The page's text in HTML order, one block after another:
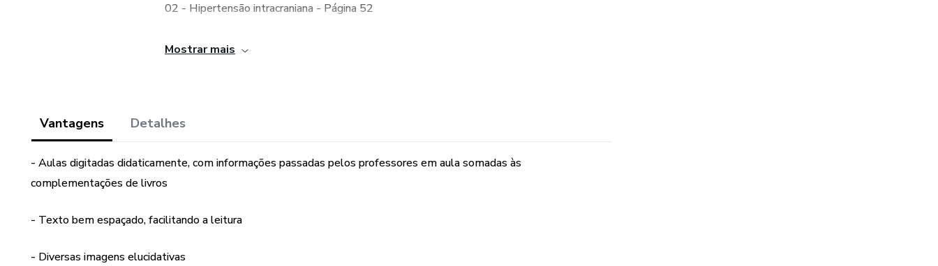
02 - Hipertensão intracraniana - Página 52
03 - Epilepsias - Página 66
07 - Demências - Página 132
08 - Cefaleias - Página 149
Revisão de neuroanatomia topográfica (Snell) - Página 180
Mostrar mais
Vantagens Detalhes
- Aulas digitadas didaticamente, com informações passadas pelos professores em aula somadas às
complementações de livros
- Texto bem espaçado, facilitando a leitura
- Diversas imagens elucidativas